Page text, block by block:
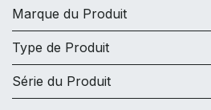
Marque du Produit
Type de Produit
Série du Produit